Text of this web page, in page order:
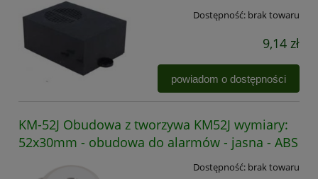
Dostępność: brak towaru
9,14 zł
powiadom o dostępności
KM-52J Obudowa z tworzywa KM52J wymiary:
52x30mm - obudowa do alarmów - jasna - ABS
Dostępność: brak towaru